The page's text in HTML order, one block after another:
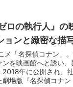
ロの執行人』の
ョンと緻密な描
メ「名探偵コナン」
を映画館へと誘い、
年に公開され、
場版『名探偵コナン